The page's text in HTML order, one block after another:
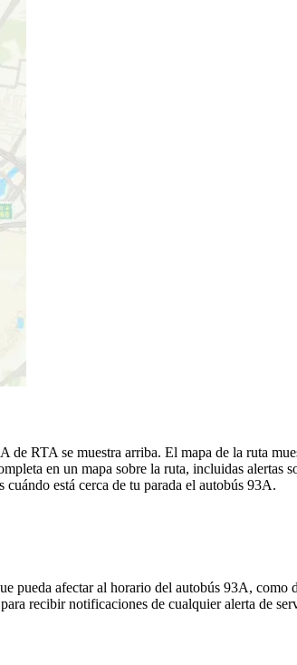
RTA se muestra arriba. El mapa de la ruta
en un mapa sobre la ruta, incluidas alertas
está cerca de tu parada el autobús 93A.
pueda afectar al horario del autobús 93A, como
recibir notificaciones de cualquier alerta de